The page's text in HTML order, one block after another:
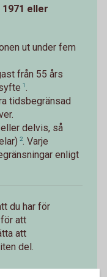
eller
ut under fem
från 55 års
1.
tidsbegränsad
delvis, så
2. Varje
enligt
du har för
att
att
del.